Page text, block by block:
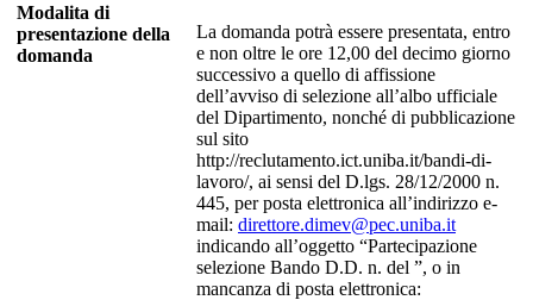
Modalita di
presentazione della
domanda
La domanda potrà essere presentata, entro
e non oltre le ore 12,00 del decimo giorno
successivo a quello di affissione
dell’avviso di selezione all’albo ufficiale
del Dipartimento, nonché di pubblicazione
sul sito
http://reclutamento.ict.uniba.it/bandi-di-
lavoro/, ai sensi del D.lgs. 28/12/2000 n.
445, per posta elettronica all’indirizzo e-
mail: direttore.dimev@pec.uniba.it
indicando all’oggetto “Partecipazione
selezione Bando D.D. n. del ”, o in
mancanza di posta elettronica: